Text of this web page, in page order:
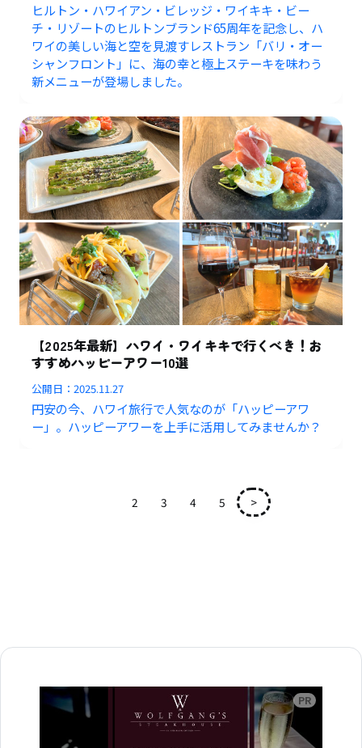
ヒルトン・ハワイアン・ビレッジ・ワイキキ・ビー
チ・リゾートのヒルトンブランド65周年を記念し、ハ
ワイの美しい海と空を見渡すレストラン「バリ・オー
シャンフロント」に、海の幸と極上ステーキを味わう
新メニューが登場しました。
【2025年最新】ハワイ・ワイキキで行くべき！お
すすめハッピーアワー10選
公開日：2025.11.27
円安の今、ハワイ旅行で人気なのが「ハッピーアワ
ー」。ハッピーアワーを上手に活用してみませんか？
2 3 4 5 >
広告